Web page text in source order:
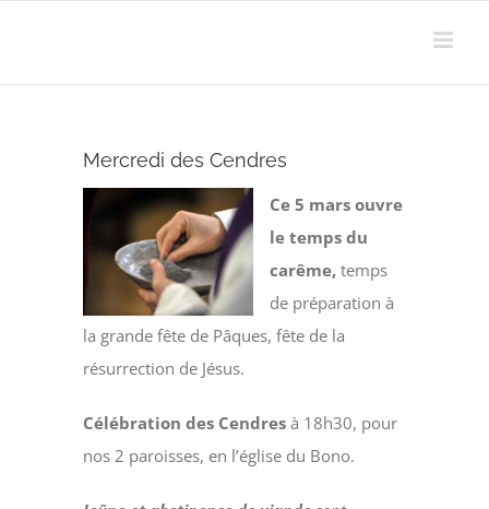
contenu
Mercredi des Cendres
Ce 5 mars ouvre
le temps du
carême, temps
de préparation à
la grande fête de Pâques, fête de la
résurrection de Jésus.
Célébration des Cendres à 18h30, pour
nos 2 paroisses, en l’église du Bono.